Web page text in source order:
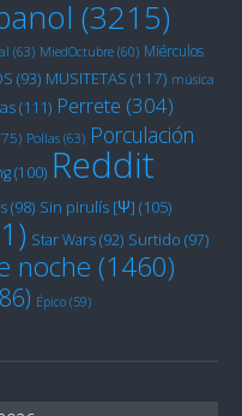
(3215)
(63) MiedOctubre (60) Miérculos
(93) MUSITETAS (117) música
(111) Perrete (304)
Pollas (63) Porculación
(100) Reddit
(98) Sin pirulís [Ψ] (105)
Star Wars(92) Surtido (97)
noche (1460)
Épico (59)